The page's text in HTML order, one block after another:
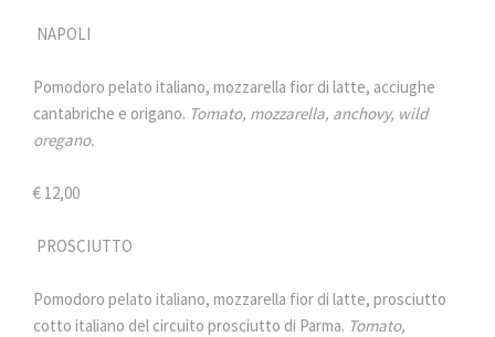
NAPOLI
Pomodoro pelato italiano, mozzarella fior di latte, acciughe
cantabriche e origano. Tomato, mozzarella, anchovy, wild
oregano.
€ 12,00
PROSCIUTTO
Pomodoro pelato italiano, mozzarella fior di latte, prosciutto
cotto italiano del circuito prosciutto di Parma. Tomato,